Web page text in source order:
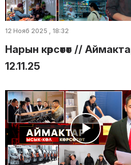
12 Нояб 2025 , 18:32
Нарын көрсөтөт //
12.11.25